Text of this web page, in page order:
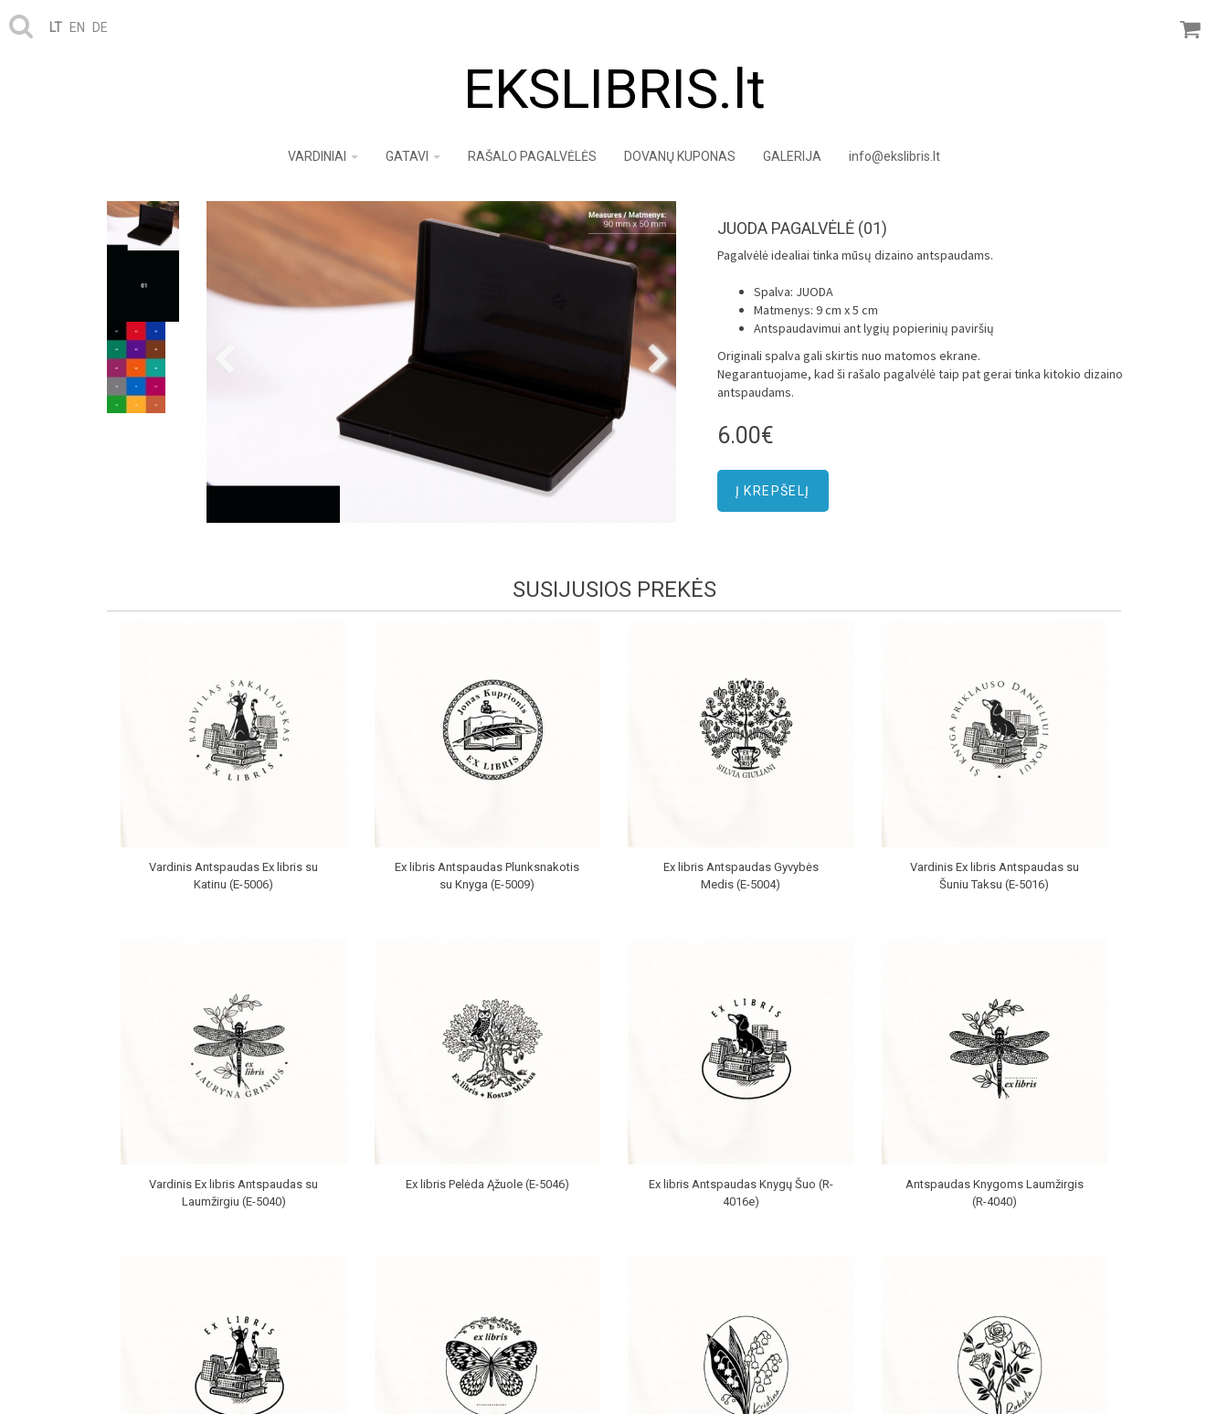
LT EN DE
EKSLIBRIS.lt
VARDINIAI GATAVI RAŠALO PAGALVĖLĖS DOVANŲ KUPONAS GALERIJA info@ekslibris.lt
JUODA PAGALVĖLĖ (01)
Pagalvėlė idealiai tinka mūsų dizaino antspaudams.
Spalva: JUODA
Matmenys: 9 cm x 5 cm
Antspaudavimui ant lygių popierinių paviršių
Originali spalva gali skirtis nuo matomos ekrane.
Negarantuojame, kad ši rašalo pagalvėlė taip pat gerai tinka kitokio dizaino
antspaudams.
6.00€
SUSIJUSIOS PREKĖS
Vardinis Antspaudas Ex libris su
Katinu (E-5006)
Ex libris Antspaudas Plunksnakotis
su Knyga (E-5009)
Ex libris Antspaudas Gyvybės
Medis (E-5004)
Vardinis Ex libris Antspaudas su
Šuniu Taksu (E-5016)
Vardinis Ex libris Antspaudas su
Laumžirgiu (E-5040)
Ex libris Pelėda Ąžuole (E-5046)
Ex libris Antspaudas Knygų Šuo (R-
4016e)
Antspaudas Knygoms Laumžirgis
(R-4040)